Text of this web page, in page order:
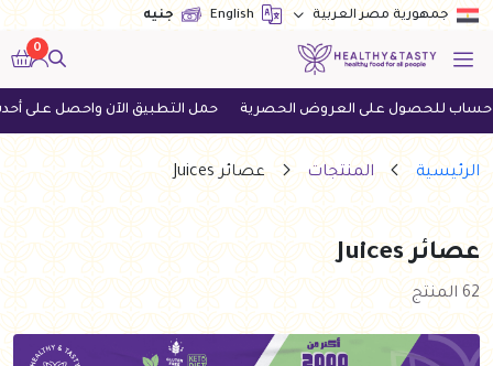
جمهورية مصر العربية English جنيه
0
العروض الحصرية حمل التطبيق الآن واحصل على أحدث العروض
الرئيسية المنتجات عصائر Juices
عصائر Juices
62 المنتج